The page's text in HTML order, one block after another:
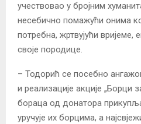
учествовао у бројним
несебично помажући онима
потребна, жртвујући вријеме,
своје породице.
– Тодорић се посебно
и реализације акције „Борци
бораца од донатора
уручује их борцима, а